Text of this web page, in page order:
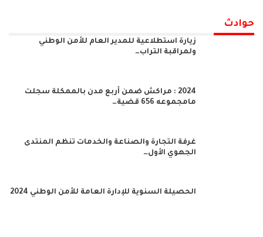
حوادث
زيارة استطلاعية للمدير العام للأمن الوطني
ولمراقبة التراب…
2024 : مراكش ضمن أربع مدن بالممكلة سجلت
مامجموعه 656 قضية…
غرفة التجارة والصناعة والخدمات تنظم المنتدى
الجهوي الأول…
الحصيلة السنوية للإدارة العامة للأمن الوطني 2024